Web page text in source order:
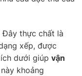
Đây thực chất là
xếp, được
dưới giúp vận
khoảng